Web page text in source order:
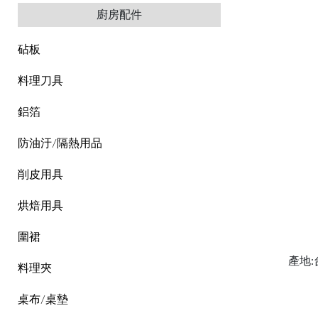
廚房配件
砧板
料理刀具
鋁箔
防油汙/隔熱用品
削皮用具
烘焙用具
圍裙
料理夾
桌布/桌墊
產地: